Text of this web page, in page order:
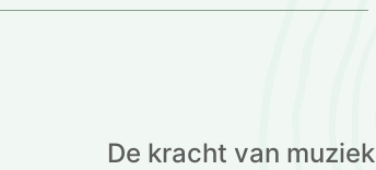
De kracht van muziek